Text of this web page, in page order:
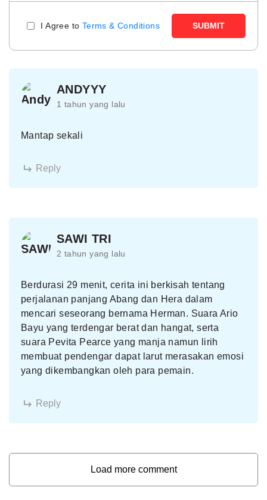
I Agree to Terms & Conditions SUBMIT
ANDYYY
1 tahun yang lalu
Mantap sekali
Reply
SAWI TRI
2 tahun yang lalu
Berdurasi 29 menit, cerita ini berkisah tentang
perjalanan panjang Abang dan Hera dalam
mencari seseorang bernama Herman. Suara Ario
Bayu yang terdengar berat dan hangat, serta
suara Pevita Pearce yang manja namun lirih
membuat pendengar dapat larut merasakan emosi
yang dikembangkan oleh para pemain.
Reply
Load more comment